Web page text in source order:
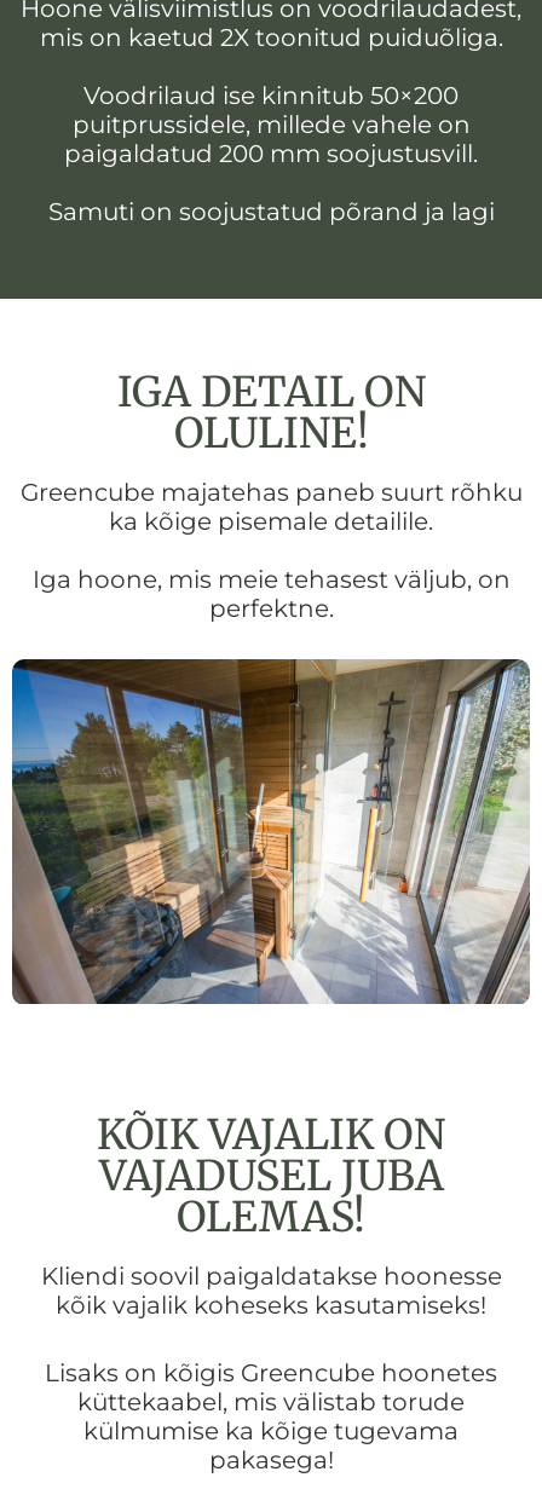
Hoone välisviimistlus on voodrilaudadest,
mis on kaetud 2X toonitud puiduõliga.
Voodrilaud ise kinnitub 50×200
puitprussidele, millede vahele on
paigaldatud 200 mm soojustusvill.
Samuti on soojustatud põrand ja lagi
IGA DETAIL ON
OLULINE!
Greencube majatehas paneb suurt rõhku
ka kõige pisemale detailile.
Iga hoone, mis meie tehasest väljub, on
perfektne.
KÕIK VAJALIK ON
VAJADUSEL JUBA
OLEMAS!
Kliendi soovil paigaldatakse hoonesse
kõik vajalik koheseks kasutamiseks!
Lisaks on kõigis Greencube hoonetes
küttekaabel, mis välistab torude
külmumise ka kõige tugevama
pakasega!